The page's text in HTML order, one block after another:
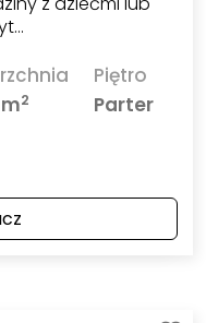
2
Piętro
Parter